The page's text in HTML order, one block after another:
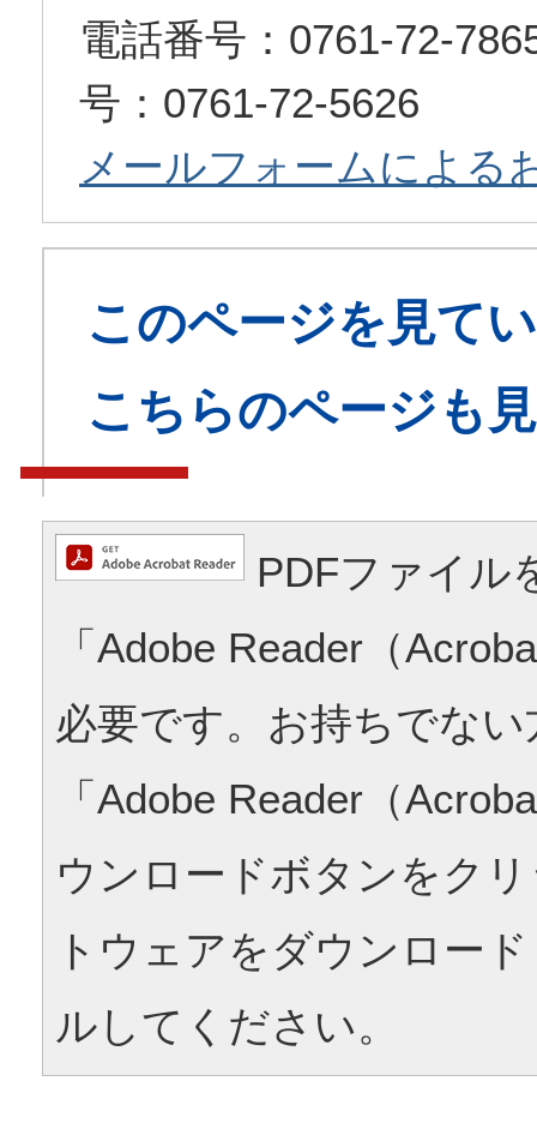
電話番号：0761-72-
号：0761-72-5626
メールフォームによる
このページを見て
こちらのページも
PDFファイル
「Adobe Reader（
必要です。お持ちでな
「Adobe Reader（
ウンロードボタンをク
トウェアをダウンロー
ルしてください。